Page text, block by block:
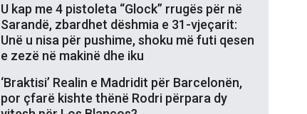
U kap me 4 pistoleta “Glock” rrugës për në
Sarandë, zbardhet dëshmia e 31-vjeçarit:
Unë u nisa për pushime, shoku më futi qesen
e zezë në makinë dhe iku
‘Braktisi’ Realin e Madridit për Barcelonën,
por çfarë kishte thënë Rodri përpara dy